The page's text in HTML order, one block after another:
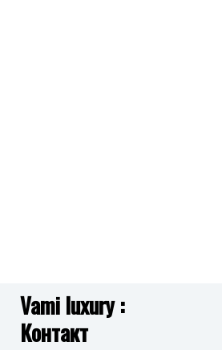
Vami luxury :
Контакт